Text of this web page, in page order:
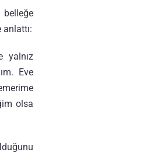
belleğe
anlattı:
yalnız
Eve
olsa